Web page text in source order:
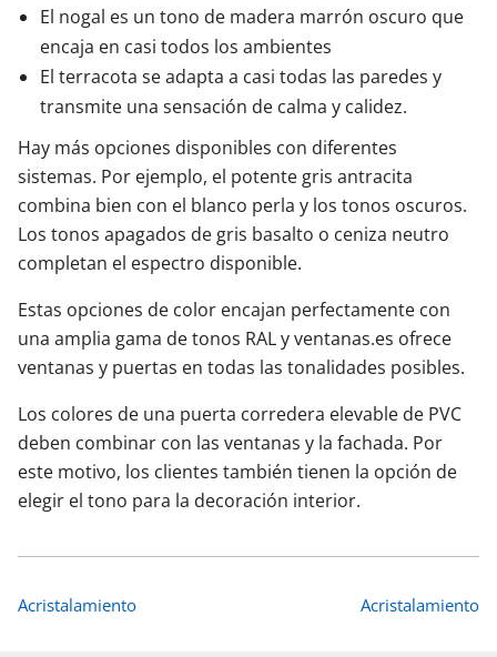
El nogal es un tono de madera marrón oscuro que
encaja en casi todos los ambientes
El terracota se adapta a casi todas las paredes y
transmite una sensación de calma y calidez.
Hay más opciones disponibles con diferentes
sistemas. Por ejemplo, el potente gris antracita
combina bien con el blanco perla y los tonos oscuros.
Los tonos apagados de gris basalto o ceniza neutro
completan el espectro disponible.
Estas opciones de color encajan perfectamente con
una amplia gama de tonos RAL y ventanas.es ofrece
ventanas y puertas en todas las tonalidades posibles.
Los colores de una puerta corredera elevable de PVC
deben combinar con las ventanas y la fachada. Por
este motivo, los clientes también tienen la opción de
elegir el tono para la decoración interior.
Acristalamiento Acristalamiento